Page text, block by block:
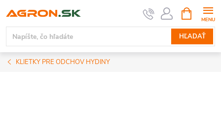
na
obsah
HĽADAŤ
KOŠÍK
KLIETKY PRE ODCHOV HYDINY